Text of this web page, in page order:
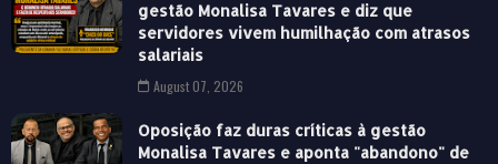
gestão Monalisa Tavares e diz que
servidores vivem humilhação com atrasos
salariais
August 07, 2026
Oposição faz duras críticas à gestão
Monalisa Tavares e aponta "abandono" de